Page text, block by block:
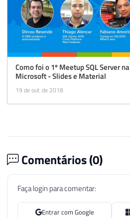
Como foi o 1º Meetup SQL Server na
Microsoft - Slides e Material
19 de out. de 2018
Comentários (0)
Faça login para comentar:
Entrar com Google